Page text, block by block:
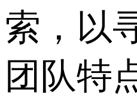
索，以
团队特